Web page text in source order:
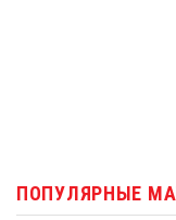
ПОПУЛЯРНЫЕ